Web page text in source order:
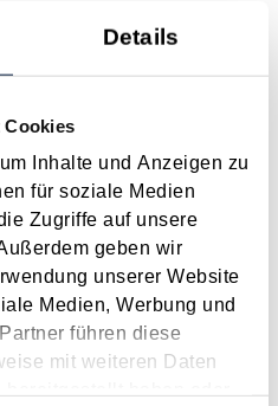
Details
Cookies
Inhalte und Anzeigen zu
für soziale Medien
Zugriffe auf unsere
geben wir
unserer Website
Medien, Werbung und
führen diese
mit weiteren Daten
welchem
die Familienbeihilfe zusteht,
drucken
2019 - Unternehmer
sollte Anlass für einem
optimieren oder
stellen wir einige Beispiele vor.